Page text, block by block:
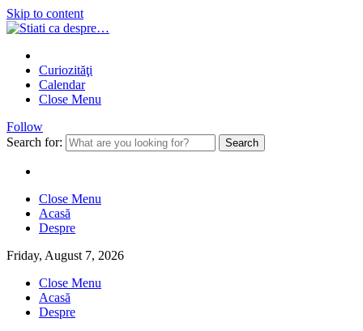
Skip to content
Curiozităţi
Calendar
Close Menu
Follow
Search for:
Close Menu
Acasă
Despre
Friday, August 7, 2026
Close Menu
Acasă
Despre